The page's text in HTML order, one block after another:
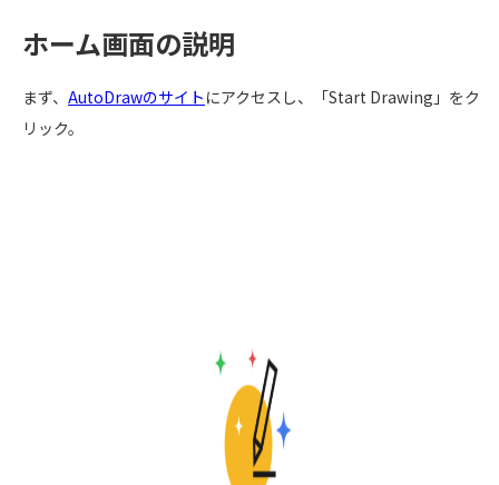
ホーム画面の説明
まず、 AutoDrawのサイト にアクセスし、「Start Drawing」をク
リック。